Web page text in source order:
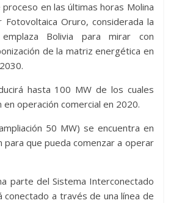
en las últimas horas Molina
Fotovoltaica Oruro, considerada la
Bolivia para mirar con
de la matriz energética en
hasta 100 MW de los cuales
operación comercial en 2020.
50 MW) se encuentra en
para que pueda comenzar a operar
parte del Sistema Interconectado
conectado a través de una línea de